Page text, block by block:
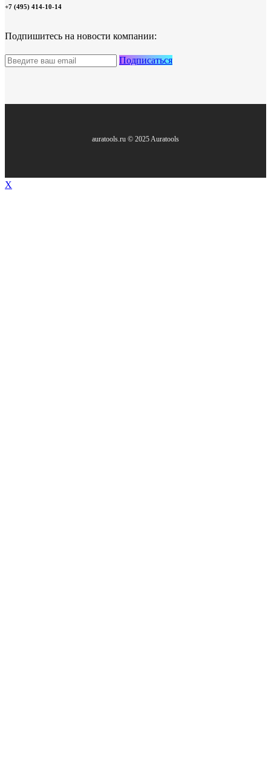
+7 (495) 414-10-14
Подпишитесь на новости компании:
Подписаться
auratools.ru © 2025 Auratools
X